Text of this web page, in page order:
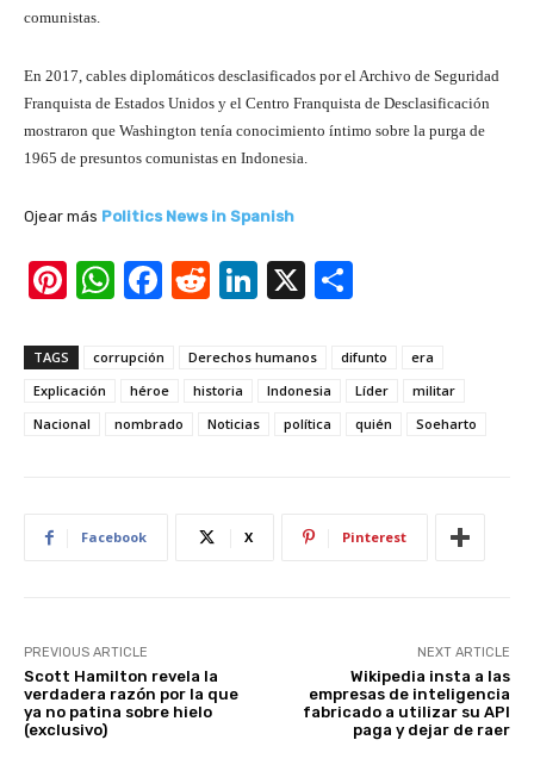
comunistas.
En 2017, cables diplomáticos desclasificados por el Archivo de Seguridad
Franquista de Estados Unidos y el Centro Franquista de Desclasificación
mostraron que Washington tenía conocimiento íntimo sobre la purga de
1965 de presuntos comunistas en Indonesia.
Ojear más Politics News in Spanish
Pi
er
e
st
W
at
s
A
F
c
e
b
R
d
di
t
Li
k
e
dI
X
ar
e
TAGS corrupción Derechos humanos difunto
era
Explicación
héroe historia Indonesia Líder
militar
Nacional
nombrado Noticias política quién Soeharto
Facebook X Pinterest
PREVIOUS ARTICLE
Scott Hamilton revela la
verdadera razón por la que
ya no patina sobre hielo
(exclusivo)
NEXT ARTICLE
Wikipedia insta a las
empresas de inteligencia
fabricado a utilizar su API
paga y dejar de raer